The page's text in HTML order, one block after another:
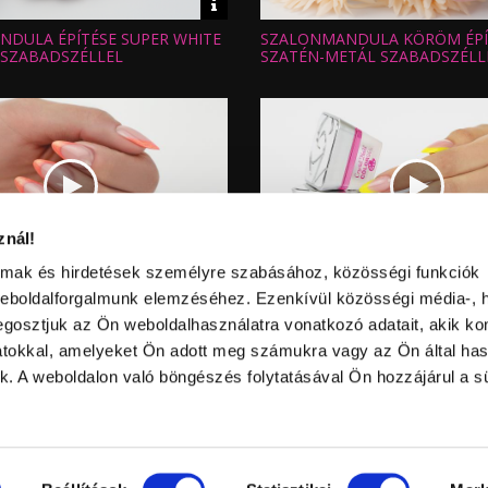
és hirdetések személyre szabásához, közösségi funkciók
elemzéséhez. Ezenkívül közösségi média-,
az Ön weboldalhasználatra vonatkozó adatait, akik
amelyeket Ön adott meg számukra vagy az Ön által
A weboldalon való böngészés folytatásával Ön hozzájárul a
információk
ÉPÍTÉSE SUPER WHITE
Hossz:
Nézettség:
SZALONMANDULA KÖRÖM
SZATÉN-METÁL
információk
ÉPÍTÉSE SZATÉN-
Hossz:
Nézettség:
Értékelés:
NEON SZÍNES ZSELÉS KÖRÖM
másolat.